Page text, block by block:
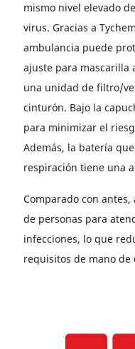
mismo nivel elevado
virus. Gracias a Tychem
ambulancia puede
ajuste para mascarilla
una unidad de filtro/
cinturón. Bajo la
para minimizar el
Además, la batería
respiración tiene una
Comparado con
de personas para
infecciones, lo que
requisitos de mano